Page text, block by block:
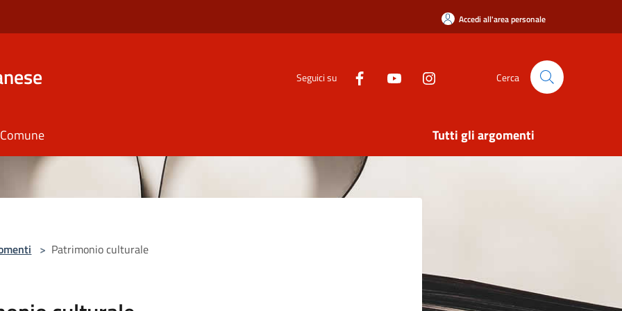
Accedi all'area personale
Seguici su Cerca
Tutti gli argomenti
> Patrimonio culturale